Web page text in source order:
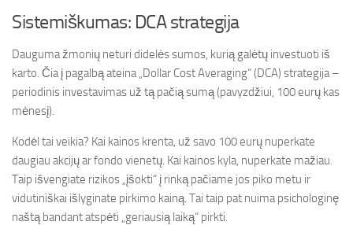
Sistemiškumas: DCA strategija
Dauguma žmonių neturi didelės sumos, kurią galėtų investuoti iš
karto. Čia į pagalbą ateina „Dollar Cost Averaging“ (DCA) strategija –
periodinis investavimas už tą pačią sumą (pavyzdžiui, 100 eurų kas
mėnesį).
Kodėl tai veikia? Kai kainos krenta, už savo 100 eurų nuperkate
daugiau akcijų ar fondo vienetų. Kai kainos kyla, nuperkate mažiau.
Taip išvengiate rizikos „įšokti“ į rinką pačiame jos piko metu ir
vidutiniškai išlyginate pirkimo kainą. Tai taip pat nuima psichologinę
naštą bandant atspėti „geriausią laiką“ pirkti.